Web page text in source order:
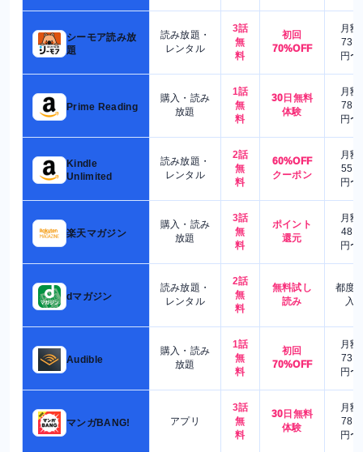
シーモア読み放
題
読み放題・
レンタル
3話
無
料
初回
70%OFF
月額
730
円〜
Prime Reading
購入・読み
放題
1話
無
料
30日無料
体験
月額
780
円〜
Kindle
Unlimited
読み放題・
レンタル
2話
無
料
60%OFF
クーポン
月額
550
円〜
楽天マガジン
購入・読み
放題
3話
無
料
ポイント
還元
月額
480
円〜
dマガジン
読み放題・
レンタル
2話
無
料
無料試し
読み
都度
入
Audible
購入・読み
放題
1話
無
料
初回
70%OFF
月額
730
円〜
マンガBANG! アプリ
3話
無
料
30日無料
体験
月額
780
円〜